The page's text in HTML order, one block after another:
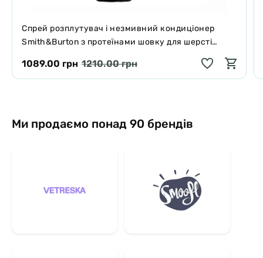
Спрей розплутувач і незмивний кондиціонер
Smith&Burton з протеїнами шовку для шерсті
1089.00 грн 1210.00 грн
Ми продаємо понад 90 брендів